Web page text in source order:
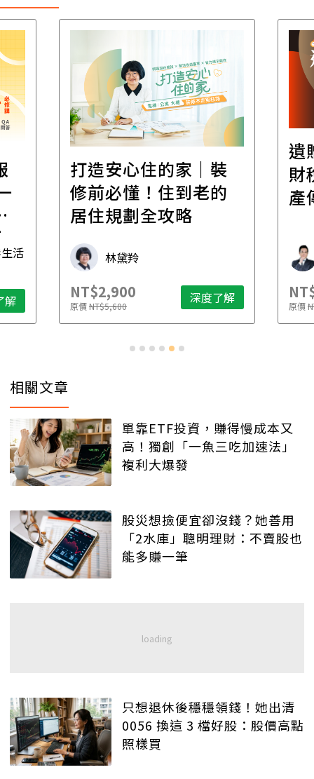
活
解
打造安心住的家｜裝
修前必懂！住到老的
居住規劃全攻略
林黛羚
NT$2,900
原價NT$5,600 深度了解
遺
財
產
原價
相關文章
單靠ETF投資，賺得慢成本又
高！獨創「一魚三吃加速法」
複利大爆發
股災想撿便宜卻沒錢？她善用
「2水庫」聰明理財：不賣股也
能多賺一筆
只想退休後穩穩領錢！她出清
0056 換這 3 檔好股：股價高點
照樣買